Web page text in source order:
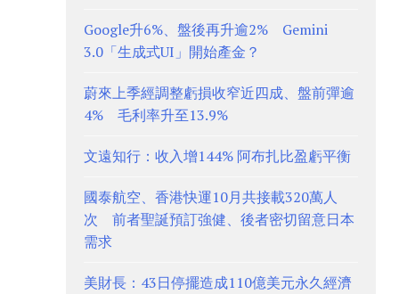
Google升6%、盤後再升逾2% Gemini
3.0「生成式UI」開始產金？
蔚來上季經調整虧損收窄近四成、盤前彈逾
4% 毛利率升至13.9%
文遠知行：收入增144% 阿布扎比盈虧平衡
國泰航空、香港快運10月共接載320萬人
次 前者聖誕預訂強健、後者密切留意日本
需求
美財長：43日停擺造成110億美元永久經濟